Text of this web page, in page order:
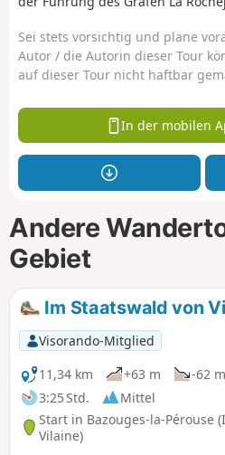
Sei stets vorsichtig und plane
Autor / die Autorin dieser Tour
auf dieser Tour nicht haftbar
In der mobilen
Andere
Gebiet
Im Staatswald von
Visorando-Mitglied
11,34 km
+63 m
-62 m
3:25 Std.
Mittel
Start in Bazouges-la-Pérouse
Vilaine)